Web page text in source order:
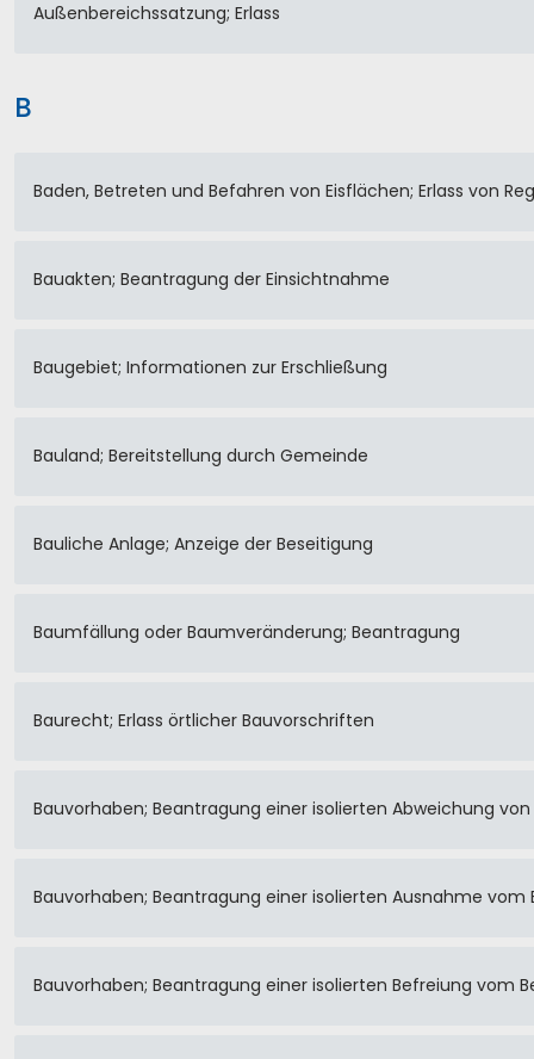
Außenbereichssatzung; Erlass
B
Baden, Betreten und Befahren von Eisflächen; Erlass von
Bauakten; Beantragung der Einsichtnahme
Baugebiet; Informationen zur Erschließung
Bauland; Bereitstellung durch Gemeinde
Bauliche Anlage; Anzeige der Beseitigung
Baumfällung oder Baumveränderung; Beantragung
Baurecht; Erlass örtlicher Bauvorschriften
Bauvorhaben; Beantragung einer isolierten Abweichung
Bauvorhaben; Beantragung einer isolierten Ausnahme vom
Bauvorhaben; Beantragung einer isolierten Befreiung vom